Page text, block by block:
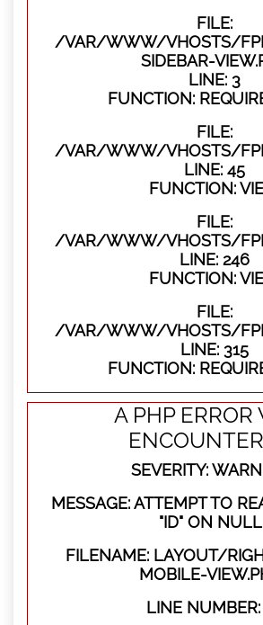
FILE:
/VAR/WWW/VHOSTS/
SIDEBAR-
LINE: 3
FUNCTION:
FILE:
/VAR/WWW/VHOSTS/
LINE: 45
FUNCTION:
FILE:
/VAR/WWW/VHOSTS/
LINE: 246
FUNCTION:
FILE:
/VAR/WWW/VHOSTS/
LINE: 315
FUNCTION:
A PHP ERROR
SEVERITY:
MESSAGE: ATTEMPT TO
"ID" ON NULL
FILENAME: LAYOUT/
MOBILE-
LINE